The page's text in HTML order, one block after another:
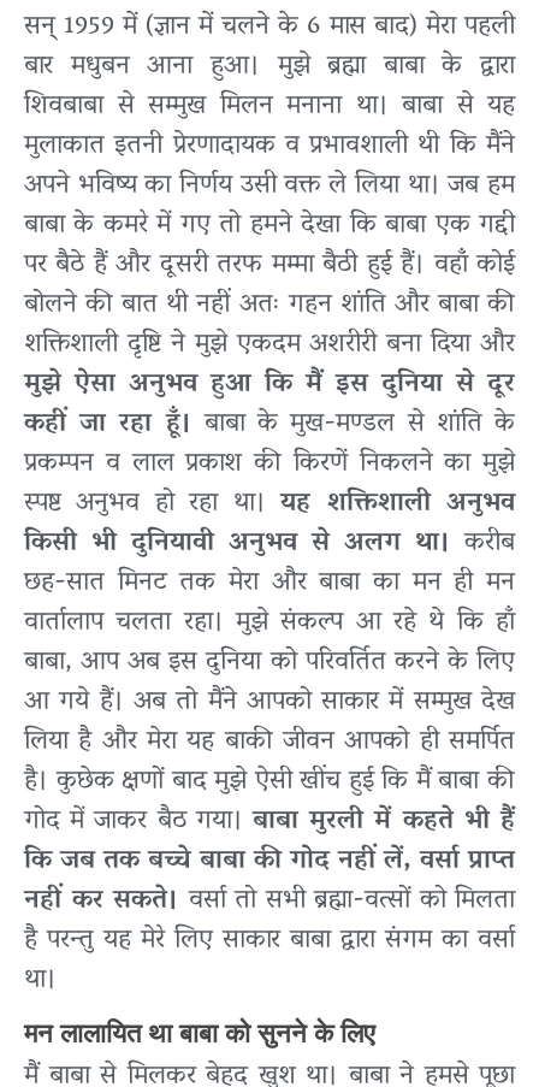
सन् 1959 में (ज्ञान में चलने के 6 मास बाद) मेरा पहली
बार मधुबन आना हुआ। मुझे ब्रह्मा बाबा के द्वारा
शिवबाबा से सम्मुख मिलन मनाना था। बाबा से यह
मुलाकात इतनी प्रेरणादायक व प्रभावशाली थी कि मैंने
अपने भविष्य का निर्णय उसी वक्त ले लिया था। जब हम
बाबा के कमरे में गए तो हमने देखा कि बाबा एक गद्दी
पर बैठे हैं और दूसरी तरफ मम्मा बैठी हुई हैं। वहाँ कोई
बोलने की बात थी नहीं अतः गहन शांति और बाबा की
शक्तिशाली दृष्टि ने मुझे एकदम अशरीरी बना दिया और
मुझे ऐसा अनुभव हुआ कि मैं इस दुनिया से दूर
कहीं जा रहा हूँ। बाबा के मुख-मण्डल से शांति के
प्रकम्पन व लाल प्रकाश की किरणें निकलने का मुझे
स्पष्ट अनुभव हो रहा था।यह शक्तिशाली अनुभव
किसी भी दुनियावी अनुभव से अलग था। करीब
छह-सात मिनट तक मेरा और बाबा का मन ही मन
वार्तालाप चलता रहा। मुझे संकल्प आ रहे थे कि हाँ
बाबा, आप अब इस दुनिया को परिवर्तित करने के लिए
आ गये हैं। अब तो मैंने आपको साकार में सम्मुख देख
लिया है और मेरा यह बाकी जीवन आपको ही समर्पित
है। कुछेक क्षणों बाद मुझे ऐसी खींच हुई कि मैं बाबा की
गोद में जाकर बैठ गया।बाबा मुरली में कहते भी हैं
कि जब तक बच्चे बाबा की गोद नहीं लें, वर्सा प्राप्त
नहीं कर सकते। वर्सा तो सभी ब्रह्मा-वत्सों को मिलता
है परन्तु यह मेरे लिए साकार बाबा द्वारा संगम का वर्सा
था।
मन लालायित था बाबा को सुनने के लिए